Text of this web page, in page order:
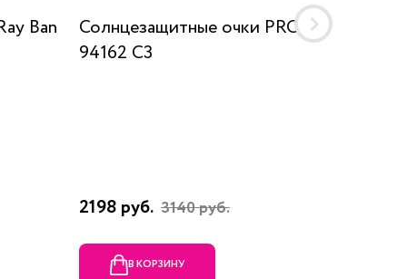
Ban
Солнцезащитные очки PROUD
94162 C3
2198 руб. 3140 руб.
В КОРЗИНУ